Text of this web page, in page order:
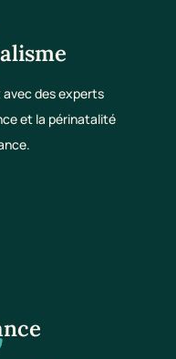
avec des experts
et la périnatalité